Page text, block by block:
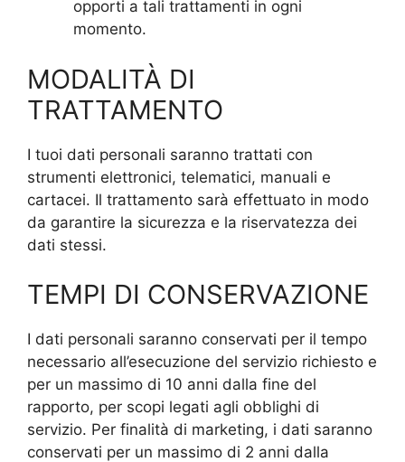
opporti a tali trattamenti in ogni
momento.
MODALITÀ DI
TRATTAMENTO
I tuoi dati personali saranno trattati con
strumenti elettronici, telematici, manuali e
cartacei. Il trattamento sarà effettuato in modo
da garantire la sicurezza e la riservatezza dei
dati stessi.
TEMPI DI CONSERVAZIONE
I dati personali saranno conservati per il tempo
necessario all’esecuzione del servizio richiesto e
per un massimo di 10 anni dalla fine del
rapporto, per scopi legati agli obblighi di
servizio. Per finalità di marketing, i dati saranno
conservati per un massimo di 2 anni dalla